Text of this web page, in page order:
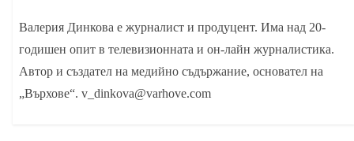
Валерия Динкова е журналист и продуцент. Има над 20-
годишен опит в телевизионната и он-лайн журналистика.
Автор и създател на медийно съдържание, основател на
„Върхове“. v_dinkova@varhove.com